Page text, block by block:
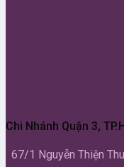
Chi Nhánh Quận 3,
67/1 Nguyễn Thiện